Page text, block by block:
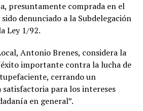
presuntamente comprada en el
denunciado a la Subdelegación
Ley 1/92.
Antonio Brenes, considera la
importante contra la lucha de
cerrando un
satisfactoria para los intereses
en general”.